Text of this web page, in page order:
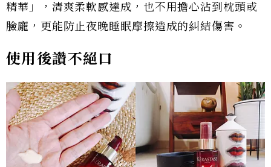
精華」，清爽柔軟感達成，也不用擔心沾到枕頭或
臉龐，更能防止夜晚睡眠摩擦造成的糾結傷害。
使用後讚不絕口